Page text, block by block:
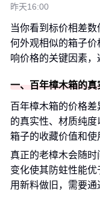
昨天16:00
当你看到标价相差数
何外观相似的箱子
响价格的关键因素，
一、百年樟木箱的真
百年樟木箱的价格
的真实性、材质纯
箱子的收藏价值和使
真正的老樟木会随
变化使其防蛀性能优
用新料做旧，需要通